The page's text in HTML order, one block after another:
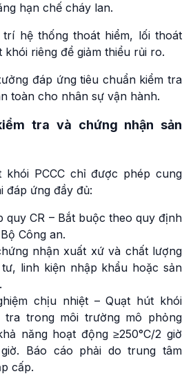
hạn chế cháy lan.
hệ thống thoát hiểm, lối thoát
riêng để giảm thiểu rủi ro.
đáp ứng tiêu chuẩn kiểm tra
toàn cho nhân sự vận hành.
tra và chứng nhận sản
khói PCCC chỉ được phép cung
đáp ứng đầy đủ:
quy CR – Bắt buộc theo quy định
Công an.
nhận xuất xứ và chất lượng
linh kiện nhập khẩu hoặc sản
chịu nhiệt – Quạt hút khói
tra trong môi trường mô phỏng
năng hoạt động ≥250°C/2 giờ
giờ. Báo cáo phải do trung tâm
cấp.